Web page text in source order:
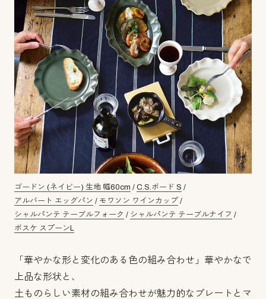
ゴードン (ネイビー) 生地 幅60cm / C.S.ボード S /
アルバート エッグパン / モワソン ワインカップ /
シャルパンテ テーブルフォーク / シャルパンテ テーブルナイフ /
ボスケ スプーンL
「華やかな形と変化のある色の組み合わせ」華やかなで
上品な形状と、
土ものらしい素材の組み合わせが魅力的なプレートとマ